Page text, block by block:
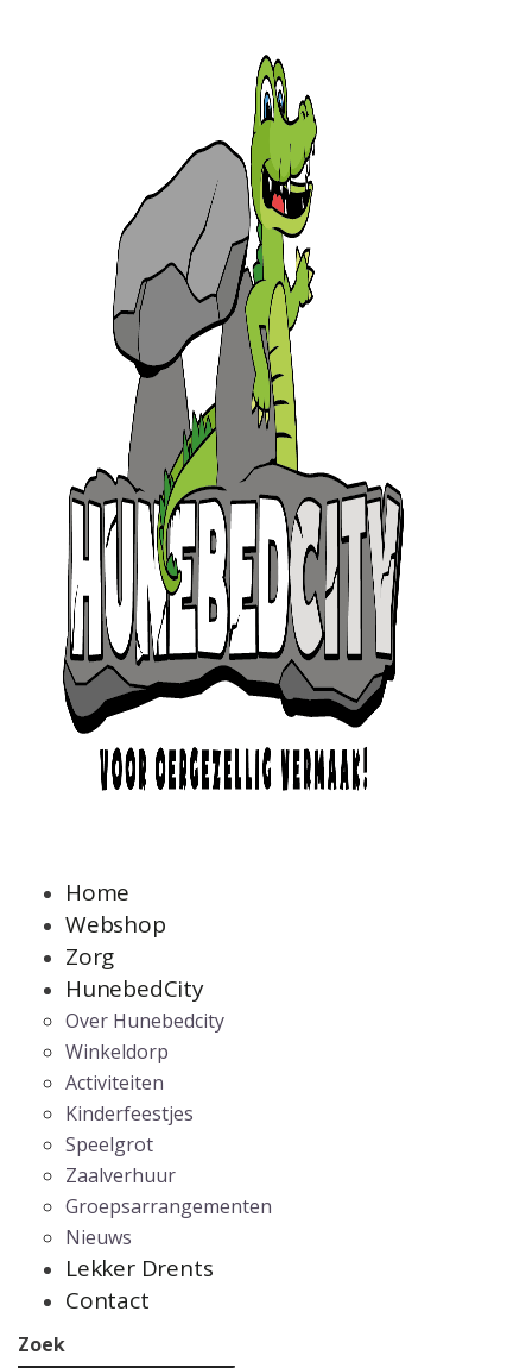
Home
Webshop
Zorg
HunebedCity
Over Hunebedcity
Winkeldorp
Activiteiten
Kinderfeestjes
Speelgrot
Zaalverhuur
Groepsarrangementen
Nieuws
Lekker Drents
Contact
Zoek